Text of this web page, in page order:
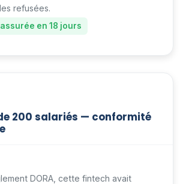
refusées.
en 18 jours
200 salariés — conformité
DORA, cette fintech avait